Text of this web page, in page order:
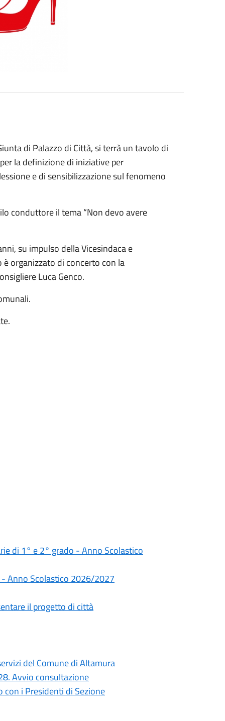
di Palazzo di Città, si terrà un tavolo di
la definizione di iniziative per
e di sensibilizzazione sul fenomeno
conduttore il tema “Non devo avere
su impulso della Vicesindaca e
organizzato di concerto con la
Luca Genco.
di 1° e 2° grado - Anno Scolastico
Anno Scolastico 2026/2027
il progetto di città
del Comune di Altamura
Avvio consultazione
i Presidenti di Sezione